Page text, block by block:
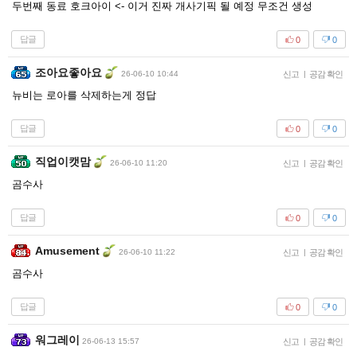
두번째 동료 호크아이 <- 이거 진짜 개사기픽 될 예정 무조건 생성
답글 0
0
조아요좋아요 26-06-10 10:44 신고 | 공감 확인
뉴비는 로아를 삭제하는게 정답
답글 0
0
직업이캣맘 26-06-10 11:20 신고 | 공감 확인
곰수사
답글 0
0
Amusement 26-06-10 11:22 신고 | 공감 확인
곰수사
답글 0
0
워그레이 26-06-13 15:57 신고 | 공감 확인